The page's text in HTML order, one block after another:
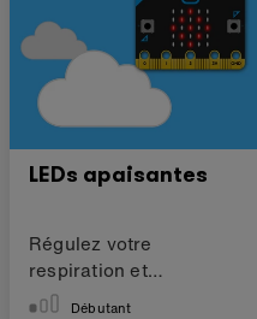
LEDs apaisantes
Régulez votre
respiration et
détendez-vous
Débutant